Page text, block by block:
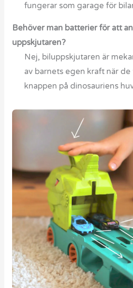
fungerar som garage för
Behöver man batterier för att
uppskjutaren?
Nej, biluppskjutaren är
av barnets egen kraft när de
knappen på dinosauriens